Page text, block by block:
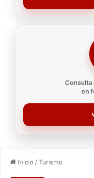
Consulta
en
Inicio /Turismo